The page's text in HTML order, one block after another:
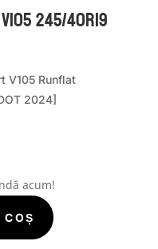
245/40R19
V105 Runflat
2024]
acum!
COȘ